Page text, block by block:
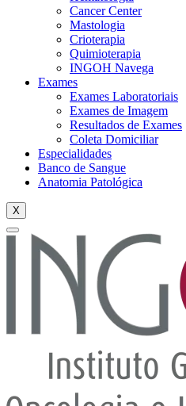
Cancer Center
Mastologia
Crioterapia
Quimioterapia
INGOH Navega
Exames
Exames Laboratoriais
Exames de Imagem
Resultados de Exames
Coleta Domiciliar
Especialidades
Banco de Sangue
Anatomia Patológica
X